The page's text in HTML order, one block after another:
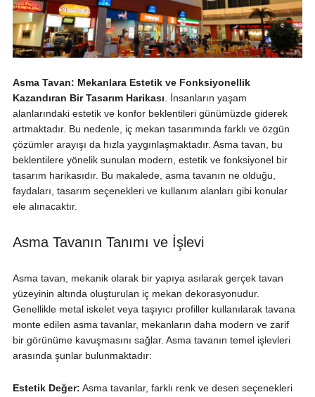
Asma Tavan: Mekanlara Estetik ve Fonksiyonellik
Kazandıran Bir Tasarım Harikası . İnsanların yaşam
alanlarındaki estetik ve konfor beklentileri günümüzde giderek
artmaktadır. Bu nedenle, iç mekan tasarımında farklı ve özgün
çözümler arayışı da hızla yaygınlaşmaktadır. Asma tavan, bu
beklentilere yönelik sunulan modern, estetik ve fonksiyonel bir
tasarım harikasıdır. Bu makalede, asma tavanın ne olduğu,
faydaları, tasarım seçenekleri ve kullanım alanları gibi konular
ele alınacaktır.
Asma Tavanın Tanımı ve İşlevi
Asma tavan, mekanik olarak bir yapıya asılarak gerçek tavan
yüzeyinin altında oluşturulan iç mekan dekorasyonudur.
Genellikle metal iskelet veya taşıyıcı profiller kullanılarak tavana
monte edilen asma tavanlar, mekanların daha modern ve zarif
bir görünüme kavuşmasını sağlar. Asma tavanın temel işlevleri
arasında şunlar bulunmaktadır:
Estetik Değer: Asma tavanlar, farklı renk ve desen seçenekleri